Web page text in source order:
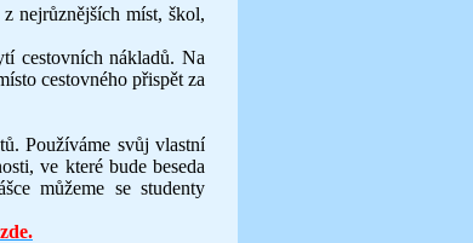
nejrůznějších míst, škol,
cestovních nákladů. Na
cestovného přispět za
Používáme svůj vlastní
ve které bude beseda
můžeme se studenty